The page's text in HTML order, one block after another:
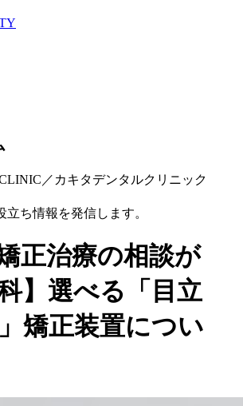
／カキタデンタルクリニック
ち情報を発信します。
正治療の相談が
】選べる「目立
矯正装置につい